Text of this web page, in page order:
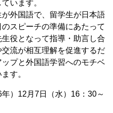
います。
外国語で、留学生が日本語
スピーチの準備にあたって
役となって指導・助言し合
流が相互理解を促進するだ
プと外国語学習へのモチベ
す。
12月7日（水）16：30～